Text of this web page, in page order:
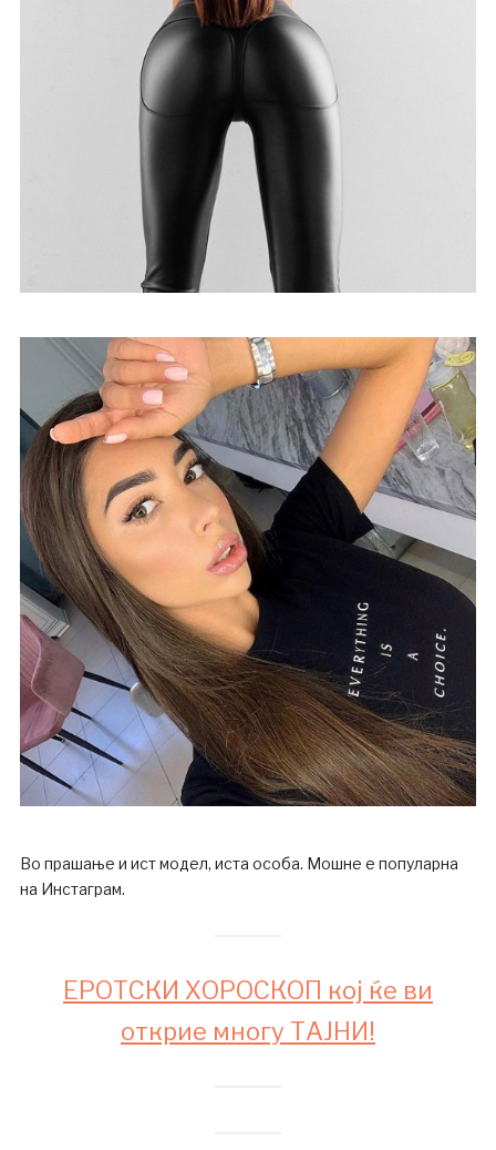
Во прашање и ист модел, иста особа. Мошне е популарна
на Инстаграм.
ЕРОТСКИ ХОРОСКОП кој ќе ви
открие многу ТАЈНИ!